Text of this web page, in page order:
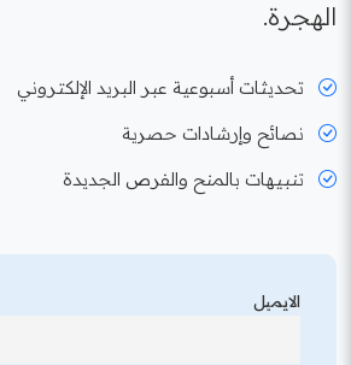
الهجرة.
تحديثات أسبوعية عبر البريد الإلكتروني
نصائح وإرشادات حصرية
تنبيهات بالمنح والفرص الجديدة
الايميل